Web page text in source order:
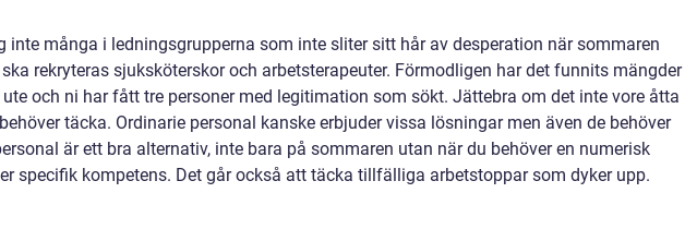
inte många i ledningsgrupperna som inte sliter sitt hår av desperation när sommaren
rekryteras sjuksköterskor och arbetsterapeuter. Förmodligen har det funnits mängder
och ni har fått tre personer med legitimation som sökt. Jättebra om det inte vore åtta
täcka. Ordinarie personal kanske erbjuder vissa lösningar men även de behöver
är ett bra alternativ, inte bara på sommaren utan när du behöver en numerisk
specifik kompetens. Det går också att täcka tillfälliga arbetstoppar som dyker upp.